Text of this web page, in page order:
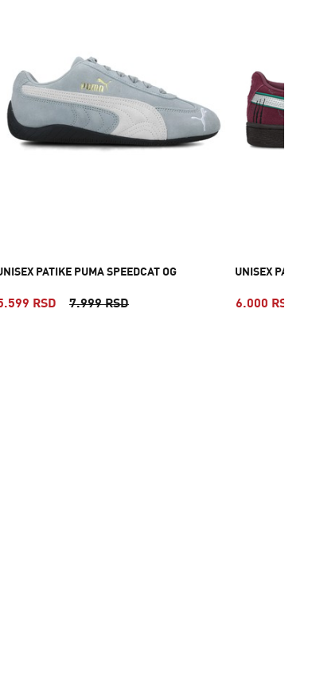
PATIKE PUMA SPEEDCAT OG
RSD 7.999 RSD
UNISEX PATIKE
6.000 RSD